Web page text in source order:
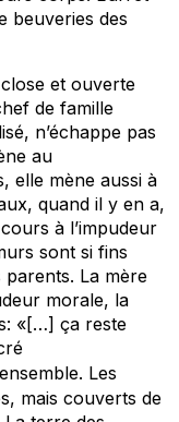
beuveries des
et ouverte
de famille
n’échappe pas
au
elle mène aussi à
quand il y en a,
à l’impudeur
sont si fins
parents. La mère
morale, la
«[…] ça reste
Les
mais couverts de